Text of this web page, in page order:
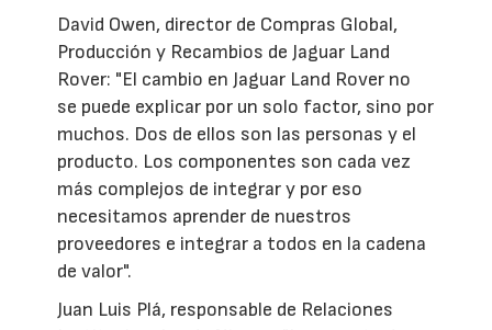
David Owen, director de Compras Global,
Producción y Recambios de Jaguar Land
Rover: "El cambio en Jaguar Land Rover no
se puede explicar por un solo factor, sino por
muchos. Dos de ellos son las personas y el
producto. Los componentes son cada vez
más complejos de integrar y por eso
necesitamos aprender de nuestros
proveedores e integrar a todos en la cadena
de valor".
Juan Luis Plá, responsable de Relaciones